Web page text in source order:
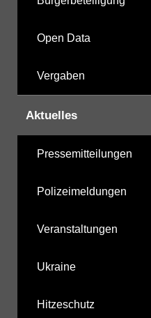
Open Data
Vergaben
Aktuelles
Pressemitteilungen
Polizeimeldungen
Veranstaltungen
Ukraine
Hitzeschutz